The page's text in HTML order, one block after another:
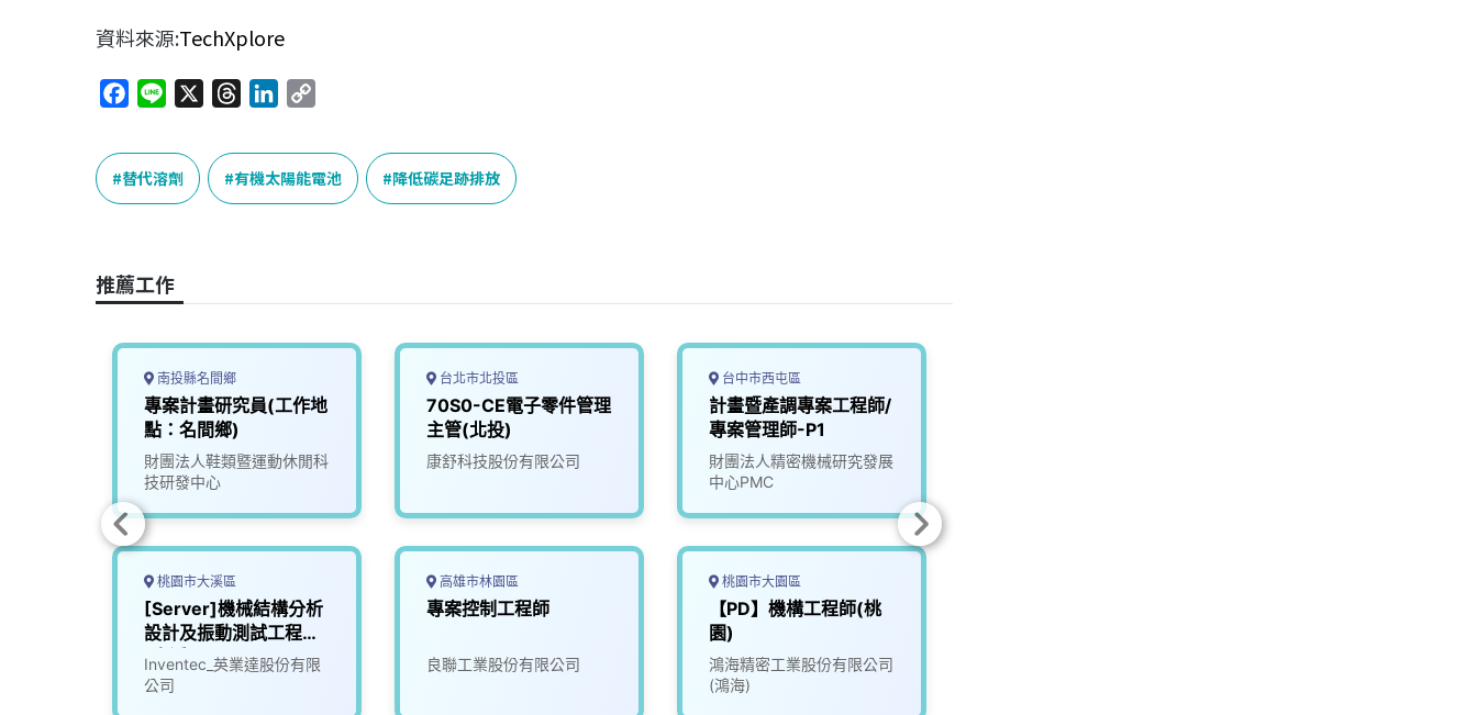
資料來源:TechXplore
c
e
b
k
n
e
r
e
a
n
k
e
p
y
L
替代溶劑 有機太陽能電池 降低碳足跡排放
推薦工作
南投縣名間鄉
專案計畫研究員(工作地
點：名間鄉)
財團法人鞋類暨運動休閒科
技研發中心
桃園市大溪區
[Server]機械結構分析
設計及振動測試工程師
(大溪)
Inventec_英業達股份有限
公司
台北市北投區
70S0-CE電子零件管理
主管(北投)
康舒科技股份有限公司
高雄市林園區
專案控制工程師
良聯工業股份有限公司
台中市西屯區
計畫暨產調專案工程師/
專案管理師-P1
財團法人精密機械研究發展
中心PMC
桃園市大園區
【PD】機構工程師(桃
園)
鴻海精密工業股份有限公司
(鴻海)